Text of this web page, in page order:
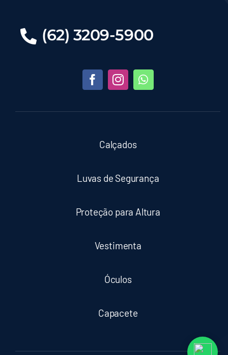
(62) 3209-5900
Calçados
Luvas de Segurança
Proteção para Altura
Vestimenta
Óculos
Capacete